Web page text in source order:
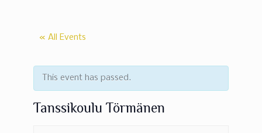
« All Events
This event has passed.
Tanssikoulu Törmänen